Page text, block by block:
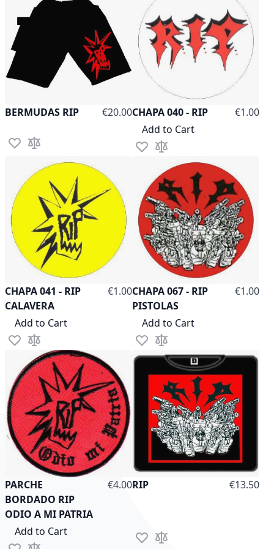
BERMUDAS RIP As low as
€20.00
Add to Wish List
Add to Compare
CHAPA 040 - RIP
€1.00
Add to Cart
Add to Wish List
Add to Compare
CHAPA 041 - RIP
CALAVERA
€1.00
Add to Cart
Add to Wish List
Add to Compare
CHAPA 067 - RIP
PISTOLAS
€1.00
Add to Cart
Add to Wish List
Add to Compare
PARCHE
BORDADO RIP
ODIO A MI PATRIA
€4.00
Add to Cart
RIP As low as
€13.50
Add to Wish List
Add to Compare